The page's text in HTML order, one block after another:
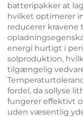
batteripakker at
hvilket optimerer
reducerer kravene
energi hurtigt i
solproduktion,
tilgængelig
fordel, da sollyse
fungerer effektivt
uden væsentlig